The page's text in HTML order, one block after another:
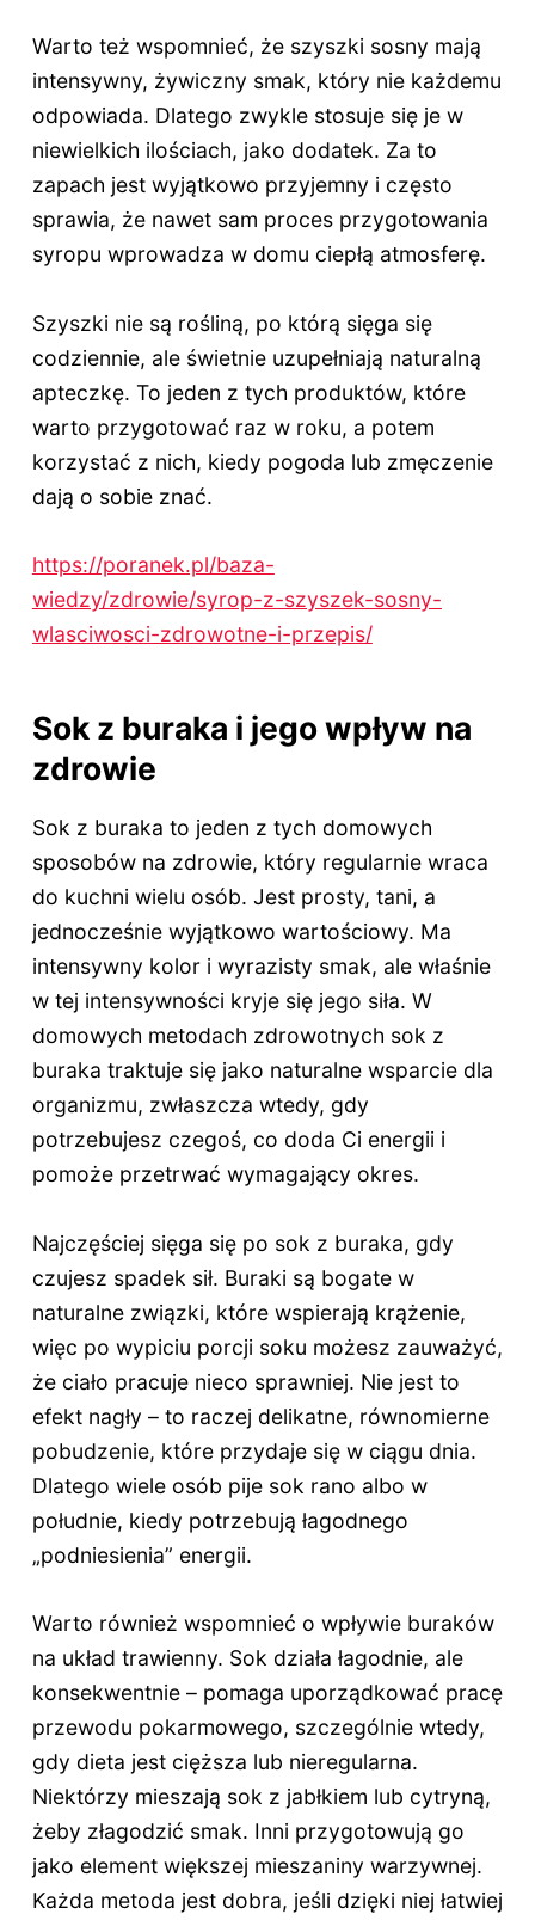
Warto też wspomnieć, że szyszki sosny mają
intensywny, żywiczny smak, który nie każdemu
odpowiada. Dlatego zwykle stosuje się je w
niewielkich ilościach, jako dodatek. Za to
zapach jest wyjątkowo przyjemny i często
sprawia, że nawet sam proces przygotowania
syropu wprowadza w domu ciepłą atmosferę.
Szyszki nie są rośliną, po którą sięga się
codziennie, ale świetnie uzupełniają naturalną
apteczkę. To jeden z tych produktów, które
warto przygotować raz w roku, a potem
korzystać z nich, kiedy pogoda lub zmęczenie
dają o sobie znać.
https://poranek.pl/baza-
wiedzy/zdrowie/syrop-z-szyszek-sosny-
wlasciwosci-zdrowotne-i-przepis/
Sok z buraka i jego wpływ na
zdrowie
Sok z buraka to jeden z tych domowych
sposobów na zdrowie, który regularnie wraca
do kuchni wielu osób. Jest prosty, tani, a
jednocześnie wyjątkowo wartościowy. Ma
intensywny kolor i wyrazisty smak, ale właśnie
w tej intensywności kryje się jego siła. W
domowych metodach zdrowotnych sok z
buraka traktuje się jako naturalne wsparcie dla
organizmu, zwłaszcza wtedy, gdy
potrzebujesz czegoś, co doda Ci energii i
pomoże przetrwać wymagający okres.
Najczęściej sięga się po sok z buraka, gdy
czujesz spadek sił. Buraki są bogate w
naturalne związki, które wspierają krążenie,
więc po wypiciu porcji soku możesz zauważyć,
że ciało pracuje nieco sprawniej. Nie jest to
efekt nagły – to raczej delikatne, równomierne
pobudzenie, które przydaje się w ciągu dnia.
Dlatego wiele osób pije sok rano albo w
południe, kiedy potrzebują łagodnego
„podniesienia” energii.
Warto również wspomnieć o wpływie buraków
na układ trawienny. Sok działa łagodnie, ale
konsekwentnie – pomaga uporządkować pracę
przewodu pokarmowego, szczególnie wtedy,
gdy dieta jest cięższa lub nieregularna.
Niektórzy mieszają sok z jabłkiem lub cytryną,
żeby złagodzić smak. Inni przygotowują go
jako element większej mieszaniny warzywnej.
Każda metoda jest dobra, jeśli dzięki niej łatwiej